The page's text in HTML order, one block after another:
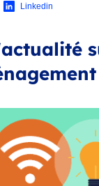
Linkedin